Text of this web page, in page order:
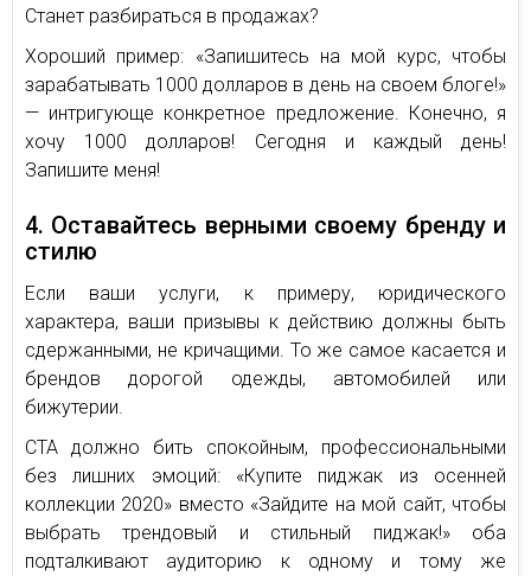
Станет разбираться в продажах?
Хороший пример: «Запишитесь на мой курс, чтобы
зарабатывать 1000 долларов в день на своем блоге!»
— интригующе конкретное предложение. Конечно, я
хочу 1000 долларов! Сегодня и каждый день!
Запишите меня!
4. Оставайтесь верными своему бренду и
стилю
Если ваши услуги, к примеру, юридического
характера, ваши призывы к действию должны быть
сдержанными, не кричащими. То же самое касается и
брендов дорогой одежды, автомобилей или
бижутерии.
СТА должно бить спокойным, профессиональными
без лишних эмоций: «Купите пиджак из осенней
коллекции 2020» вместо «Зайдите на мой сайт, чтобы
выбрать трендовый и стильный пиджак!» оба
подталкивают аудиторию к одному и тому же